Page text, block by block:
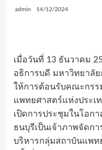
admin 14/12/2024
เมื่อวันที่ 13 ธันวาคม
อธิการบดี มหาวิทยาลัย
ให้การต้อนรับคณะกร
แพทยศาสตร์แห่งประเ
เปิดการประชุมในโอก
ธนบุรีเป็นเจ้าภาพจัดก
บริหารกลุ่มสถาบันแพท